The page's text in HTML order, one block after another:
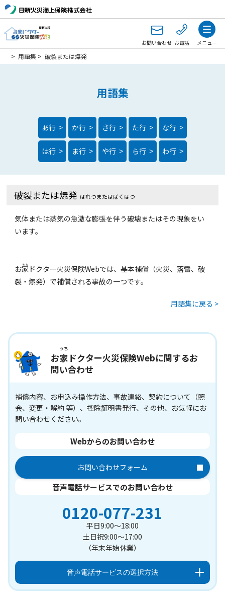
お問い合わせ お電話 メニュー
> 用語集 >破裂または爆発
用語集
あ行 > か行 > さ行 > た行 > な行 >
は行 > ま行 > や行 > ら行 > わ行 >
破裂または爆発 はれつまたはばくはつ
気体または蒸気の急激な膨張を伴う破壊またはその現象をい
います。
お家ドクター火災保険Webでは、基本補償（火災、落雷、破
裂・爆発）で補償される事故の一つです。
用語集に戻る >
お家
うち
ドクター火災保険Webに関するお
問い合わせ
補償内容、お申込み操作方法、事故連絡、契約について（照
会、変更・解約 等）、控除証明書発行、その他、お気軽にお
問い合わせください。
Webからのお問い合わせ
お問い合わせフォーム
音声電話サービスでのお問い合わせ
0120-077-231
平日9:00～18:00
土日祝9:00～17:00
（年末年始休業）
音声電話サービスの選択方法